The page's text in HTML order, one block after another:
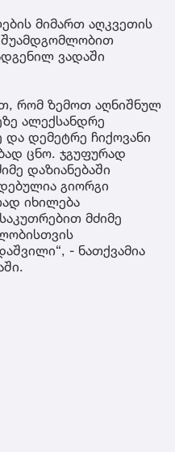
მიმართ აღკვეთის
შუამდგომლობით
ვადაში
რომ ზემოთ აღნიშნულ
ალექსანდრე
და დემეტრე ჩიქოვანი
ცნო. ჯგუფურად
დაზიანებაში
გიორგი
იხილება
მძიმე
- ნათქვამია